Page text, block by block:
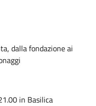
dalla fondazione ai
in Basilica